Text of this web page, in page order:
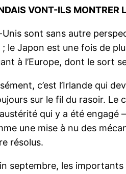
VONT-ILS MONTRER
sont sans autre
; le Japon est une fois de
à l’Europe, dont le sort
c’est l’Irlande qui
sur le fil du rasoir. Le
qui y a été
une mise à nu des
résolus.
septembre, les